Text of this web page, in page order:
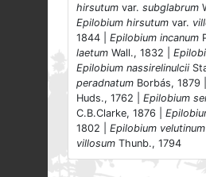
hirsutum var. subglabrum
Epilobium hirsutum var.
1844 | Epilobium incanum
laetum Wall., 1832 |
Epilobium nassirelinulcii
peradnatum Borbás, 1879 |
Huds., 1762 | Epilobium
C.B.Clarke, 1876 |
1802 | Epilobium velutinum
villosum Thunb., 1794